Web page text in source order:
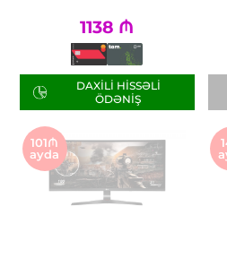
1138 ₼
DAXILI HISSƏLI
ÖDƏNIŞ
101₼
ayda